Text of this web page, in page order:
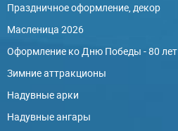
Праздничное оформление, декор
Масленица 2026
Оформление ко Дню Победы - 80 лет
Зимние аттракционы
Надувные арки
Надувные ангары